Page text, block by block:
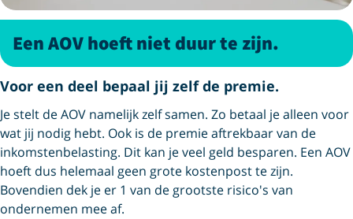
Een AOV hoeft niet duur te zijn.
Voor een deel bepaal jij zelf de premie.
Je stelt de AOV namelijk zelf samen. Zo betaal je alleen voor
wat jij nodig hebt. Ook is de premie aftrekbaar van de
inkomstenbelasting. Dit kan je veel geld besparen. Een AOV
hoeft dus helemaal geen grote kostenpost te zijn.
Bovendien dek je er 1 van de grootste risico's van
ondernemen mee af.